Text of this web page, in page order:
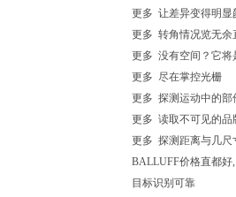
更多 让差异变得明显
更多 转角情况览无余
更多 没有空间？它将
更多 尽在掌控光栅
更多 探测运动中的部
更多 读取不可见的品
更多 探测距离与几尺
BALLUFF价格直都好
目标识别可靠